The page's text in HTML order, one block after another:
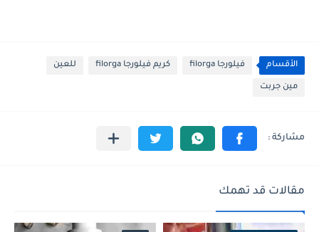
الأقسام فيلورجا filorga كريم فيلورجا filorga للعين
مين جربت
مقالات قد تهمك